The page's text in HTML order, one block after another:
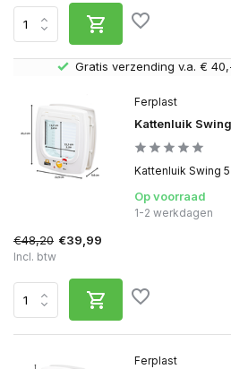
Ferplast
Ferplast
Kattenluik
Kattenluik Swing 5
Op voorraad
1-2 werkdagen
€48,20 €39,99
Incl. btw
Gratis verzending v.a. €